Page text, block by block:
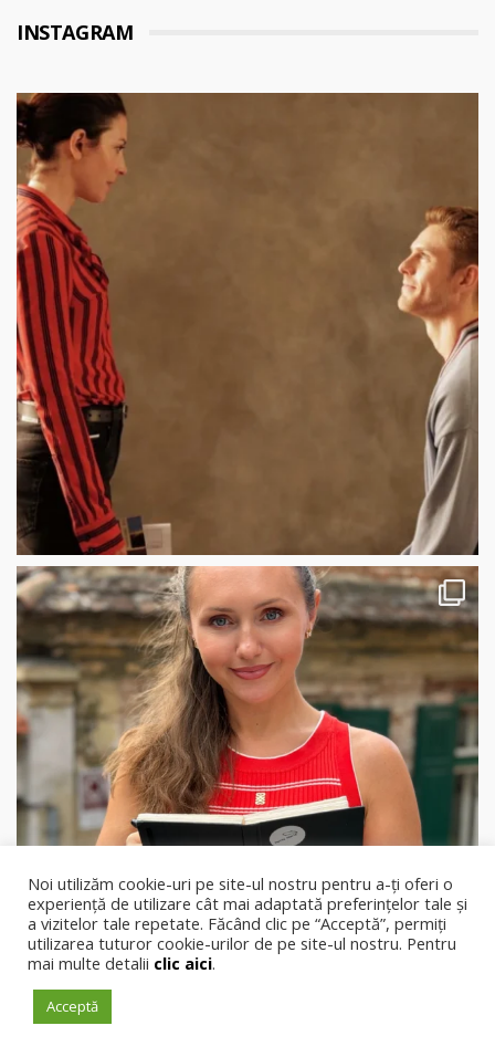
INSTAGRAM
Noi utilizăm cookie-uri pe site-ul nostru pentru a-ți oferi o
experiență de utilizare cât mai adaptată preferințelor tale și
a vizitelor tale repetate. Făcând clic pe “Acceptă”, permiți
utilizarea tuturor cookie-urilor de pe site-ul nostru. Pentru
mai multe detalii clic aici.
Acceptă